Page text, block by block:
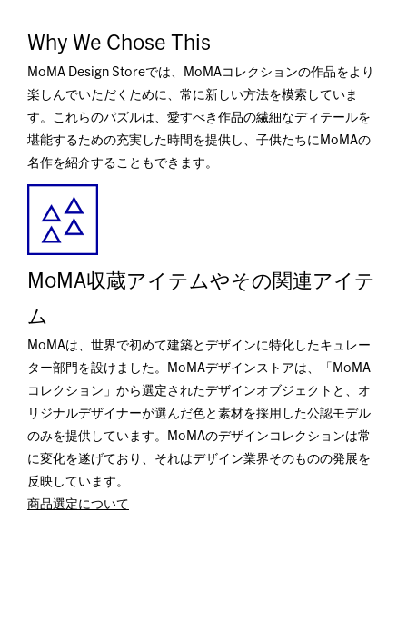
Why We Chose This
MoMA Design Storeでは、MoMAコレクションの作品をより
楽しんでいただくために、常に新しい方法を模索していま
す。これらのパズルは、愛すべき作品の繊細なディテールを
堪能するための充実した時間を提供し、子供たちにMoMAの
名作を紹介することもできます。
MoMA収蔵アイテムやその関連アイテ
ム
MoMAは、世界で初めて建築とデザインに特化したキュレー
ター部門を設けました。MoMAデザインストアは、「MoMA
コレクション」から選定されたデザインオブジェクトと、オ
リジナルデザイナーが選んだ色と素材を採用した公認モデル
のみを提供しています。MoMAのデザインコレクションは常
に変化を遂げており、それはデザイン業界そのものの発展を
反映しています。
商品選定について